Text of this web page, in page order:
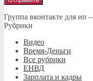
Группа вконтакте для ип
Рубрики
Видео
Время-Деньги
Все рубрики
ЕНВД
Зарплата и кадры